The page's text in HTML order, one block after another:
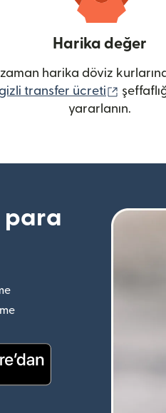
Harika değer
zaman harika döviz
transfer ücreti
(yeni
yararlanın.
para